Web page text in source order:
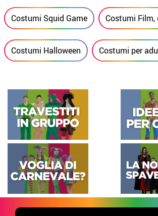
Costumi Squid Game Costumi Film,
Costumi Halloween Costumi per